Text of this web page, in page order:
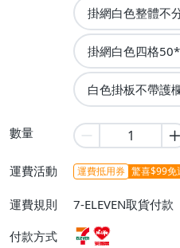
掛網白色整體不
掛網白色四格
白色掛板不帶護
數量
運費活動 運費抵用券 驚喜$99免
運費規則
7-ELEVEN取貨付
貨付款【免運費】
付款方式